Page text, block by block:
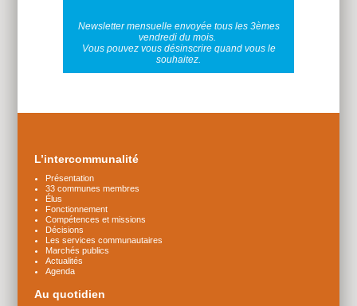
Newsletter mensuelle envoyée tous les 3èmes
vendredi du mois.
Vous pouvez vous désinscrire quand vous le
souhaitez.
L’intercommunalité
Présentation
33 communes membres
Élus
Fonctionnement
Compétences et missions
Décisions
Les services communautaires
Marchés publics
Actualités
Agenda
Au quotidien